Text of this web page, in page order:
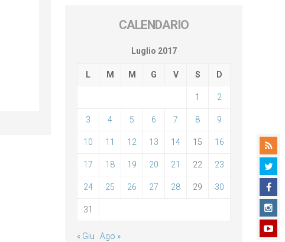
CALENDARIO
Luglio 2017
L M M G V S D
1 2
3 4 5 6 7 8 9
10 11 12 13 14 15 16
17 18 19 20 21 22 23
24 25 26 27 28 29 30
31
« Giu Ago »